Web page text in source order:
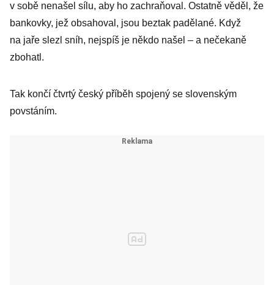
v sobě nenašel sílu, aby ho zachraňoval. Ostatně věděl, že
bankovky, jež obsahoval, jsou beztak padělané. Když
na jaře slezl sníh, nejspíš je někdo našel – a nečekaně
zbohatl.
Tak končí čtvrtý český příběh spojený se slovenským
povstáním.